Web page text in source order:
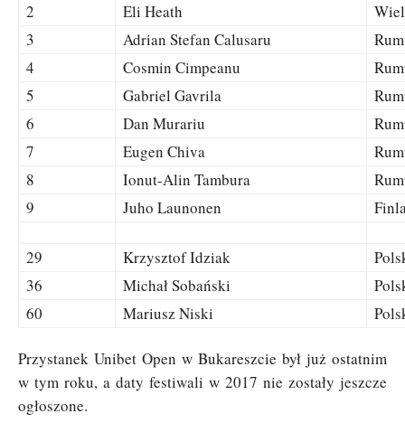
2 Eli Heath
3
Adrian Stefan Calusaru
4
Cosmin Cimpeanu
5
Gabriel Gavrila
6
Dan Murariu
7
Eugen Chiva
8
Ionut-Alin Tambura
9
Juho Launonen
29 Krzysztof Idziak
36
Michał Sobański
60
Mariusz Niski
Przystanek Unibet Open w Bukareszcie był już ostatnim
w tym roku, a daty festiwali w 2017 nie zostały jeszcze
ogłoszone.